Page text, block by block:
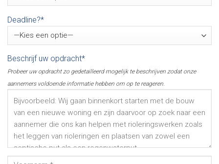
Deadline?*
Beschrijf uw opdracht*
Probeer uw opdracht zo gedetailleerd mogelijk te beschrijven zodat onze
aannemers voldoende informatie hebben om op te reageren.